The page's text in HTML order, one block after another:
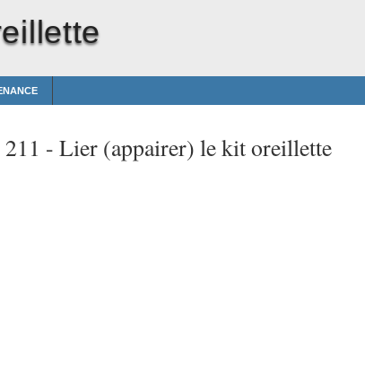
- Lier (appairer) le kit oreillette